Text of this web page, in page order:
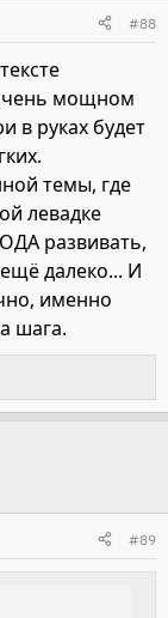
#88
мощном
в руках будет
темы, где
левадке
развивать,
далеко... И
именно
шага.
#89